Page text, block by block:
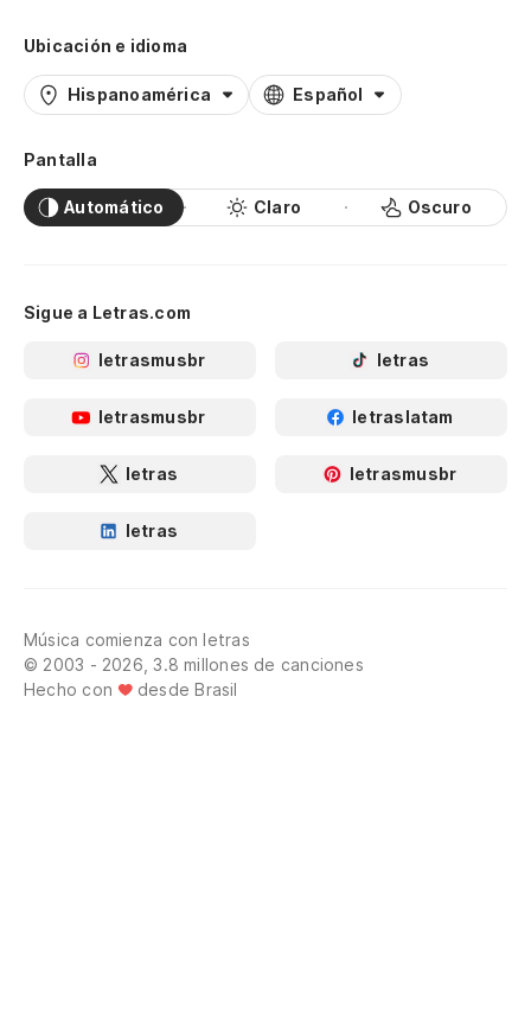
Ubicación e idioma
Hispanoamérica Español
Pantalla
Automático Claro Oscuro
Sigue a Letras.com
letrasmusbr letras
letrasmusbr letraslatam
letras letrasmusbr
letras
Música comienza con letras
© 2003 - 2026, 3.8 millones de canciones
Hecho con
desde Brasil